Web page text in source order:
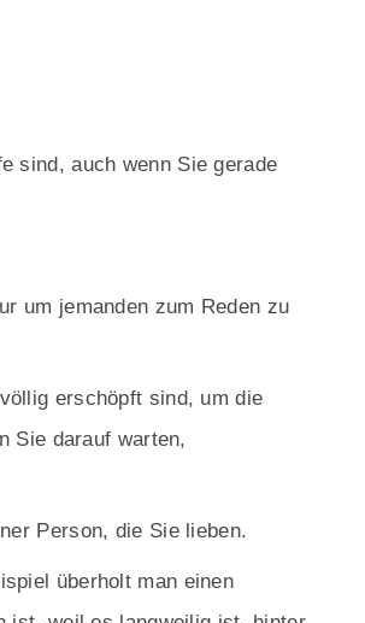
sind, auch wenn Sie gerade
um jemanden zum Reden zu
erschöpft sind, um die
Sie darauf warten,
Person, die Sie lieben.
überholt man einen